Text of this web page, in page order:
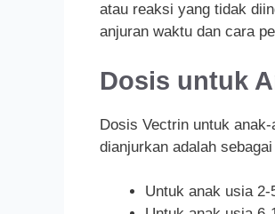
atau reaksi yang tidak
anjuran waktu dan cara
Dosis untuk
Dosis Vectrin untuk
dianjurkan adalah
Untuk anak usia